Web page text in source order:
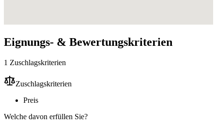
Eignungs- & Bewertungskriterien
1 Zuschlagskriterien
Zuschlagskriterien
Preis
Welche davon erfüllen Sie?